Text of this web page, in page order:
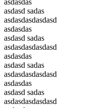
asdasdas
asdasd sadas
asdasdasdasdasd
asdasdas
asdasd sadas
asdasdasdasdasd
asdasdas
asdasd sadas
asdasdasdasdasd
asdasdas
asdasd sadas
asdasdasdasdasd